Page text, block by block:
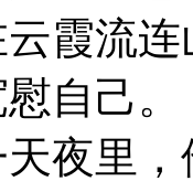
流连
自己。
夜里，